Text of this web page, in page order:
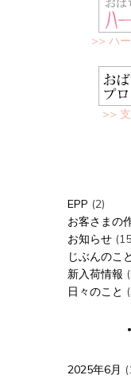
>> ハ
>>
EPP (2)
お客さまの
お知らせ
じぶんのこと
新入荷情報
日々のこと
2025年6月